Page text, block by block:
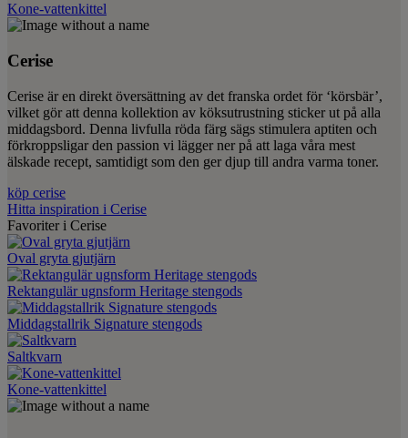
Kone-vattenkittel
Cerise
Cerise är en direkt översättning av det franska ordet för ‘körsbär’,
vilket gör att denna kollektion av köksutrustning sticker ut på alla
middagsbord. Denna livfulla röda färg sägs stimulera aptiten och
förkroppsligar den passion vi lägger ner på att laga våra mest
älskade recept, samtidigt som den ger djup till andra varma toner.
köp cerise
Hitta inspiration i Cerise
Favoriter i Cerise
Oval gryta gjutjärn
Rektangulär ugnsform Heritage stengods
Middagstallrik Signature stengods
Saltkvarn
Kone-vattenkittel